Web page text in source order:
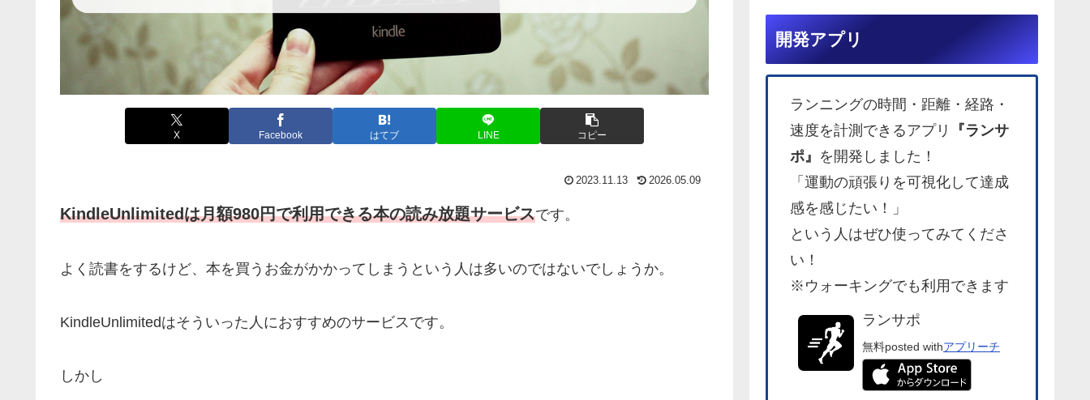
X Facebook はてブ LINE コピー
2023.11.13 2026.05.09
KindleUnlimitedは月額980円で利用できる本の読み放題サービスです。
よく読書をするけど、本を買うお金がかかってしまうという人は多いのではないでしょうか。
KindleUnlimitedはそういった人におすすめのサービスです。
しかし
開発アプリ
ランニングの時間・距離・経路・
速度を計測できるアプリ
『ランサ
ポ』 を開発しました！
「運動の頑張りを可視化して達成
感を感じたい！」
という人はぜひ使ってみてくださ
い！
※ウォーキングでも利用できます
ランサポ
無料posted withアプリーチ